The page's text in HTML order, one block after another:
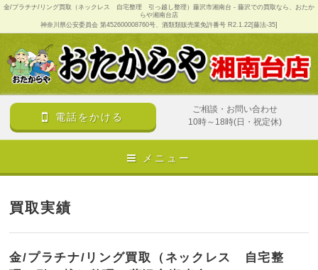
金/プラチナ/リング買取（ネックレス 自宅整理 引っ越し整理）藤沢市湘南台 - 藤沢での買取なら、おたか
らや湘南台店
神奈川県公安委員会 第452600008760号、酒類類販売業免許番号 R2.1.22[藤法-35]
電話をかける
ご相談・お問い合わせ
10時～18時(日・祝定休)
メニュー
買取実績
金/プラチナ/リング買取（ネックレス 自宅整